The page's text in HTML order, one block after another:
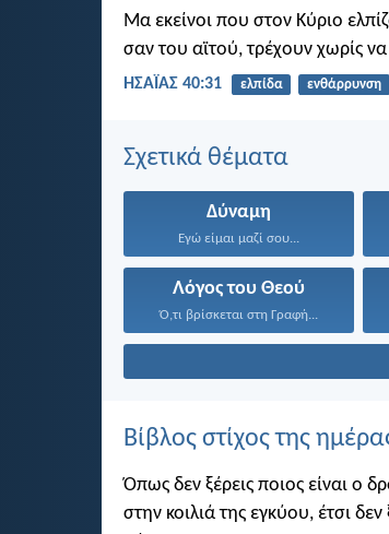
Μα εκείνοι που στον Κύριο
σαν του αϊτού, τρέχουν χωρίς
ΗΣΑΪΑΣ 40:31 ελπίδα ενθάρρυνση
Σχετικά θέματα
Δύναμη
Εγώ είμαι μαζί σου...
Λόγος του Θεού
Ό,τι βρίσκεται στη Γραφή...
Βίβλος στίχος της
Όπως δεν ξέρεις ποιος είναι ο
στην κοιλιά της εγκύου, έτσι